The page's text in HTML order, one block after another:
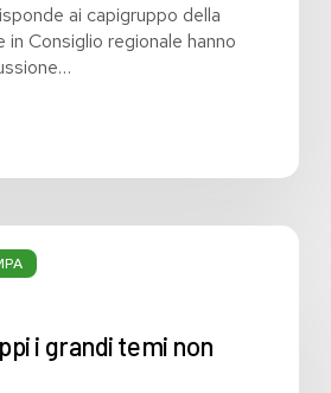
ai capigruppo della
in Consiglio regionale hanno
i grandi temi non